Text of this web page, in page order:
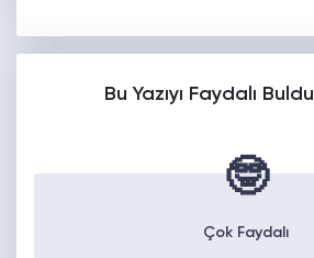
Bu Yazıyı Faydalı
🤓
Çok Faydalı